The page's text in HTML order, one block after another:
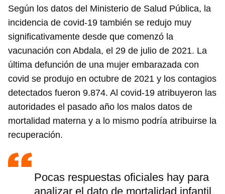
Según los datos del Ministerio de Salud Pública, la
incidencia de covid-19 también se redujo muy
significativamente desde que comenzó la
vacunación con Abdala, el 29 de julio de 2021. La
última defunción de una mujer embarazada con
covid se produjo en octubre de 2021 y los contagios
detectados fueron 9.874. Al covid-19 atribuyeron las
autoridades el pasado año los malos datos de
mortalidad materna y a lo mismo podría atribuirse la
recuperación.
Pocas respuestas oficiales hay para
analizar el dato de mortalidad infantil,